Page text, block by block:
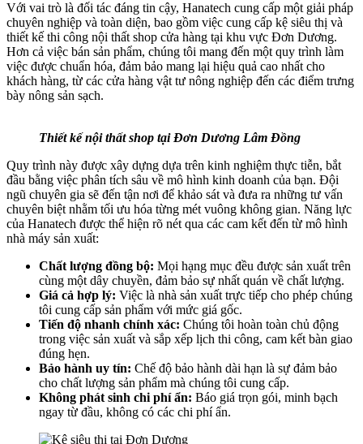
Với vai trò là đối tác đáng tin cậy, Hanatech cung cấp một giải pháp
chuyên nghiệp và toàn diện, bao gồm việc cung cấp kệ siêu thị và
thiết kế thi công nội thất shop cửa hàng tại khu vực Đơn Dương.
Hơn cả việc bán sản phẩm, chúng tôi mang đến một quy trình làm
việc được chuẩn hóa, đảm bảo mang lại hiệu quả cao nhất cho
khách hàng, từ các cửa hàng vật tư nông nghiệp đến các điểm trưng
bày nông sản sạch.
Thiết kế nội thất shop tại Đơn Dương Lâm Đồng
Quy trình này được xây dựng dựa trên kinh nghiệm thực tiễn, bắt
đầu bằng việc phân tích sâu về mô hình kinh doanh của bạn. Đội
ngũ chuyên gia sẽ đến tận nơi để khảo sát và đưa ra những tư vấn
chuyên biệt nhằm tối ưu hóa từng mét vuông không gian. Năng lực
của Hanatech được thể hiện rõ nét qua các cam kết đến từ mô hình
nhà máy sản xuất:
Chất lượng đồng bộ: Mọi hạng mục đều được sản xuất trên
cùng một dây chuyền, đảm bảo sự nhất quán về chất lượng.
Giá cả hợp lý: Việc là nhà sản xuất trực tiếp cho phép chúng
tôi cung cấp sản phẩm với mức giá gốc.
Tiến độ nhanh chính xác: Chúng tôi hoàn toàn chủ động
trong việc sản xuất và sắp xếp lịch thi công, cam kết bàn giao
đúng hẹn.
Bảo hành uy tín: Chế độ bảo hành dài hạn là sự đảm bảo
cho chất lượng sản phẩm mà chúng tôi cung cấp.
Không phát sinh chi phíẩn: Báo giá trọn gói, minh bạch
ngay từ đầu, không có các chi phí ẩn.